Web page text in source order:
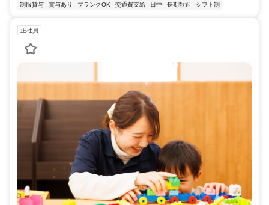
制服貸与
賞与あり ブランクOK 交通費支給 日中 長期歓迎 シフト制
正社員